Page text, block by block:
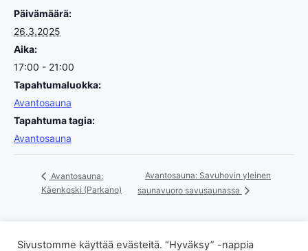
Päivämäärä:
26.3.2025
Aika:
17:00 - 21:00
Tapahtumaluokka:
Avantosauna
Tapahtuma tagia:
Avantosauna
Avantosauna:
Käenkoski (Parkano)
Avantosauna: Savuhovin yleinen
saunavuoro savusaunassa
Sivustomme käyttää evästeitä. “Hyväksy” -nappia